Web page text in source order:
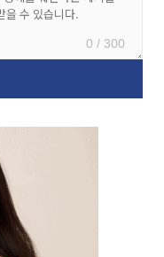
0 / 300